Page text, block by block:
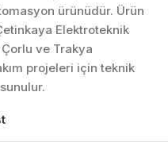
ürünüdür. Ürün
Elektroteknik
ve Trakya
projeleri için teknik